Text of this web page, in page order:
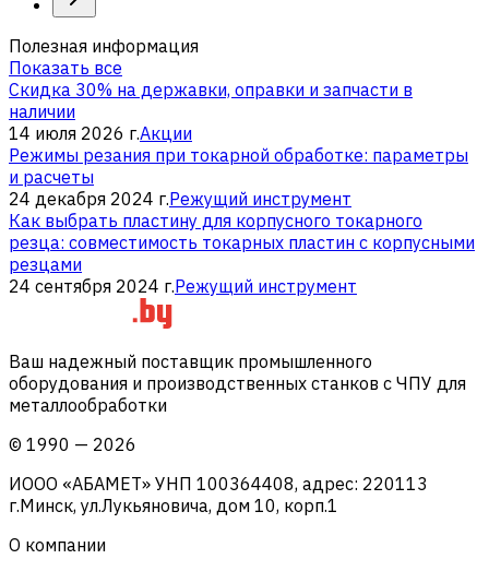
Полезная информация
Показать все
Скидка 30% на державки, оправки и запчасти в
наличии
14 июля 2026 г.Акции
Режимы резания при токарной обработке: параметры
и расчеты
24 декабря 2024 г.Режущий инструмент
Как выбрать пластину для корпусного токарного
резца: совместимость токарных пластин с корпусными
резцами
24 сентября 2024 г.Режущий инструмент
Ваш надежный поставщик промышленного
оборудования и производственных станков с ЧПУ для
металлообработки
© 1990 — 2026
ИООО «АБАМЕТ» УНП 100364408, адрес: 220113
г.Минск, ул.Лукьяновича, дом 10, корп.1
О компании